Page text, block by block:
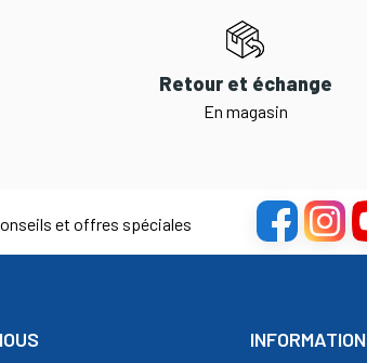
Retour et échange
En magasin
et offres spéciales
INFORMATION